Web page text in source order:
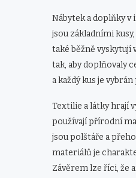
Nábytek a doplňky v
jsou základními
také běžně vyskytují
tak, aby doplňovaly
a každý kus je
Textilie a látky hrají
používají přírodní
jsou polštáře a
materiálů je
Závěrem lze říci, že